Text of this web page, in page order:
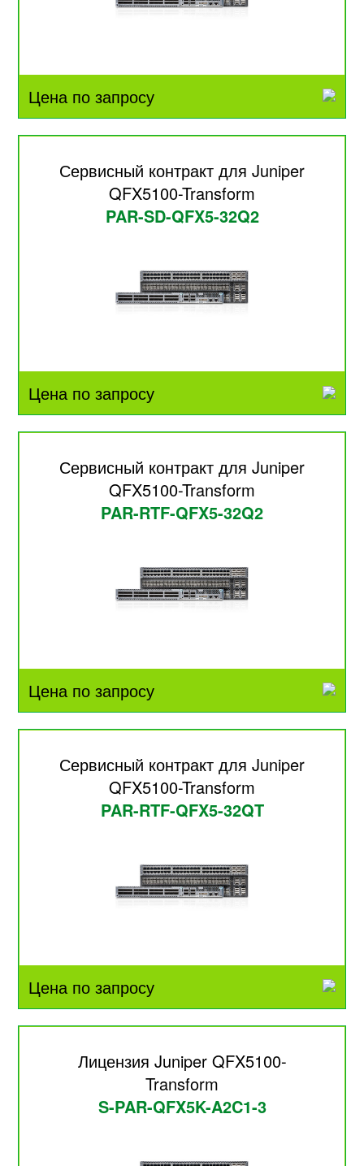
Цена по запросу
Сервисный контракт для Juniper
QFX5100-Transform
PAR-SD-QFX5-32Q2
Цена по запросу
Сервисный контракт для Juniper
QFX5100-Transform
PAR-RTF-QFX5-32Q2
Цена по запросу
Сервисный контракт для Juniper
QFX5100-Transform
PAR-RTF-QFX5-32QT
Цена по запросу
Лицензия Juniper QFX5100-
Transform
S-PAR-QFX5K-A2C1-3